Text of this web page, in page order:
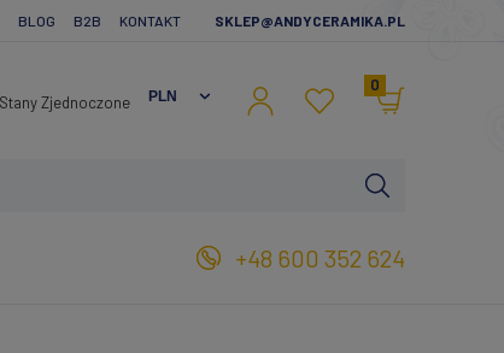
BLOG B2B KONTAKT SKLEP@ANDYCERAMIKA.PL
0
+48 600 352 624